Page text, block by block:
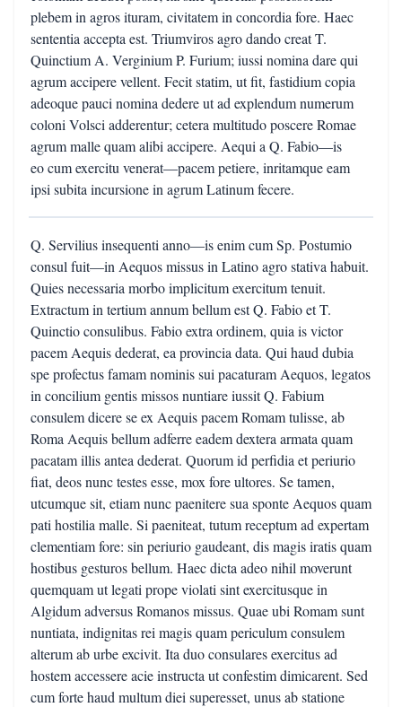
plebem in agros ituram, civitatem in concordia fore. Haec
sententia accepta est. Triumviros agro dando creat T.
Quinctium A. Verginium P. Furium; iussi nomina dare qui
agrum accipere vellent. Fecit statim, ut fit, fastidium copia
adeoque pauci nomina dedere ut ad explendum numerum
coloni Volsci adderentur; cetera multitudo poscere Romae
agrum malle quam alibi accipere. Aequi a Q. Fabio—is
eo cum exercitu venerat—pacem petiere, inritamque eam
ipsi subita incursione in agrum Latinum fecere.
Q. Servilius insequenti anno—is enim cum Sp. Postumio
consul fuit—in Aequos missus in Latino agro stativa habuit.
Quies necessaria morbo implicitum exercitum tenuit.
Extractum in tertium annum bellum est Q. Fabio et T.
Quinctio consulibus. Fabio extra ordinem, quia is victor
pacem Aequis dederat, ea provincia data. Qui haud dubia
spe profectus famam nominis sui pacaturam Aequos, legatos
in concilium gentis missos nuntiare iussit Q. Fabium
consulem dicere se ex Aequis pacem Romam tulisse, ab
Roma Aequis bellum adferre eadem dextera armata quam
pacatam illis antea dederat. Quorum id perfidia et periurio
fiat, deos nunc testes esse, mox fore ultores. Se tamen,
utcumque sit, etiam nunc paenitere sua sponte Aequos quam
pati hostilia malle. Si paeniteat, tutum receptum ad expertam
clementiam fore: sin periurio gaudeant, dis magis iratis quam
hostibus gesturos bellum. Haec dicta adeo nihil moverunt
quemquam ut legati prope violati sint exercitusque in
Algidum adversus Romanos missus. Quae ubi Romam sunt
nuntiata, indignitas rei magis quam periculum consulem
alterum ab urbe excivit. Ita duo consulares exercitus ad
hostem accessere acie instructa ut confestim dimicarent. Sed
cum forte haud multum diei superesset, unus ab statione